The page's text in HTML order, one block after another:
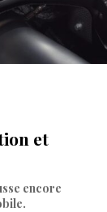
et
encore